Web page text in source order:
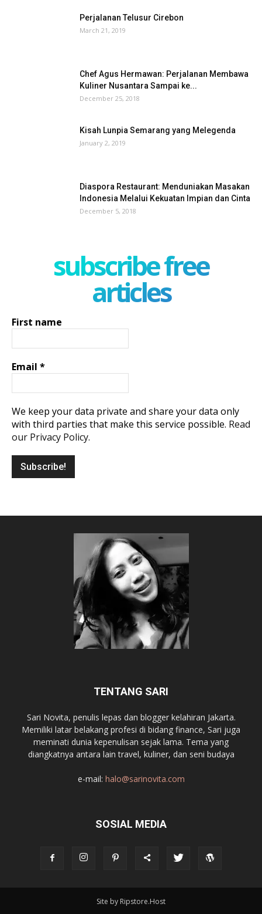
Perjalanan Telusur Cirebon
March 21, 2019
Chef Agus Hermawan: Perjalanan Membawa
Kuliner Nusantara Sampai ke...
December 25, 2018
Kisah Lunpia Semarang yang Melegenda
January 2, 2019
Diaspora Restaurant: Menduniakan Masakan
Indonesia Melalui Kekuatan Impian dan Cinta
December 5, 2018
subscribe free
articles
First name
Email *
We keep your data private and share your data only
with third parties that make this service possible. Read
our Privacy Policy.
TENTANG SARI
Sari Novita, penulis lepas dan blogger kelahiran Jakarta.
Memiliki latar belakang profesi di bidang finance, Sari juga
meminati dunia kepenulisan sejak lama. Tema yang
diangkatnya antara lain travel, kuliner, dan seni budaya
e-mail: halo@sarinovita.com
SOSIAL MEDIA
Site by Ripstore.Host